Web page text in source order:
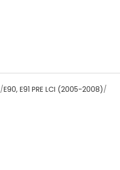
E90, E91 PRE LCI (2005-2008)